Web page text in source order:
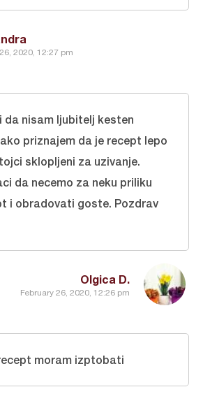
2020, 12:27 pm
Olgica D.
February 26, 2020, 12:26 pm
da nisam ljubitelj kesten
priznajem da je recept lepo
sklopljeni za uzivanje.
da necemo za neku priliku
i obradovati goste. Pozdrav
moram izptobati